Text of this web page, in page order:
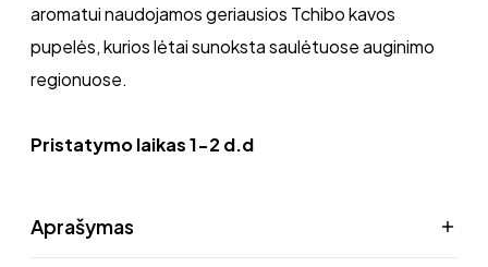
aromatui naudojamos geriausios Tchibo kavos
pupelės, kurios lėtai sunoksta saulėtuose auginimo
regionuose.
Pristatymo laikas 1-2 d.d
Aprašymas